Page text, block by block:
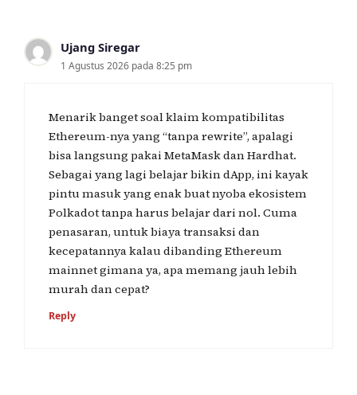
Ujang Siregar
1 Agustus 2026 pada 8:25 pm
Menarik banget soal klaim kompatibilitas
Ethereum-nya yang “tanpa rewrite”, apalagi
bisa langsung pakai MetaMask dan Hardhat.
Sebagai yang lagi belajar bikin dApp, ini kayak
pintu masuk yang enak buat nyoba ekosistem
Polkadot tanpa harus belajar dari nol. Cuma
penasaran, untuk biaya transaksi dan
kecepatannya kalau dibanding Ethereum
mainnet gimana ya, apa memang jauh lebih
murah dan cepat?
Reply